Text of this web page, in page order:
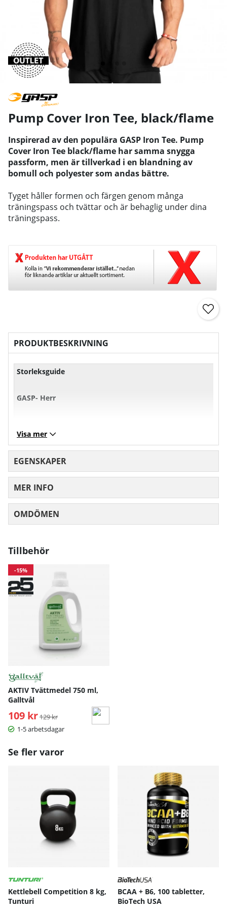
Pump Cover Iron Tee, black/flame
Inspirerad av den populära GASP Iron Tee. Pump
Cover Iron Tee black/flame har samma snygga
passform, men är tillverkad i en blandning av
bomull och polyester som andas bättre.
Tyget håller formen och färgen genom många
träningspass och tvättar och är behaglig under dina
träningspass.
PRODUKTBESKRIVNING
Storleksguide
GASP- Herr
Bröst 101 107 113 119
Midja 71 77 83 89
Höft
Mått angivna i cm.
Visa mer
EGENSKAPER
MER INFO
OMDÖMEN
Tillbehör
-15%
AKTIV Tvättmedel 750 ml,
Galltvål
109 kr Ordinarie pris:
129 kr
1-5 arbetsdagar
Se fler varor
Kettlebell Competition 8 kg,
Tunturi
BCAA + B6, 100 tabletter,
BioTech USA